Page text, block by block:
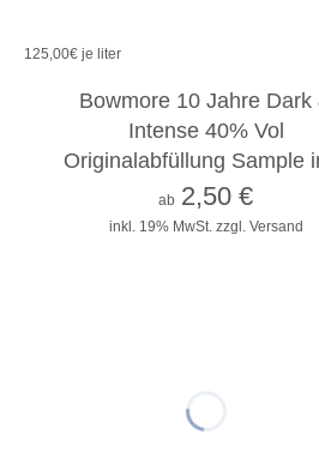
125,00€ je liter
Bowmore 10 Jahre Dark
Intense 40% Vol
Originalabfüllung Sample
inkl. 19% MwSt. zzgl. Versand
ab 2,50 €